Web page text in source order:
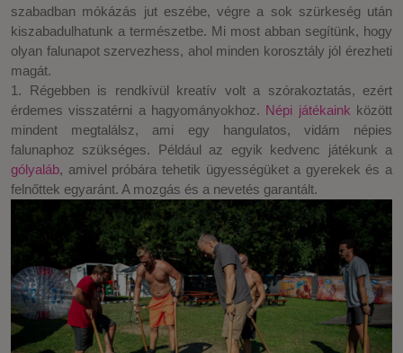
szabadban mókázás jut eszébe, végre a sok szürkeség után
kiszabadulhatunk a természetbe. Mi most abban segítünk, hogy
olyan falunapot szervezhess, ahol minden korosztály jól érezheti
magát.
1. Régebben is rendkívül kreatív volt a szórakoztatás, ezért
érdemes visszatérni a hagyományokhoz. Népi játékaink között
mindent megtalálsz, ami egy hangulatos, vidám népies
falunaphoz szükséges. Például az egyik kedvenc játékunk a
gólyaláb, amivel próbára tehetik ügyességüket a gyerekek és a
felnőttek egyaránt. A mozgás és a nevetés garantált.